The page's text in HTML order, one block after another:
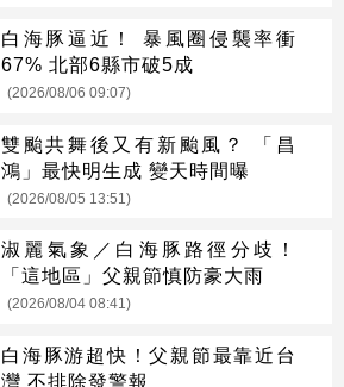
白海豚逼近！ 暴風圈侵襲率衝
67% 北部6縣市破5成
(2026/08/06 09:07)
雙颱共舞後又有新颱風？ 「昌
鴻」最快明生成 變天時間曝
(2026/08/05 13:51)
淑麗氣象／白海豚路徑分歧！
「這地區」父親節慎防豪大雨
(2026/08/04 08:41)
白海豚游超快！父親節最靠近台
灣 不排除發警報